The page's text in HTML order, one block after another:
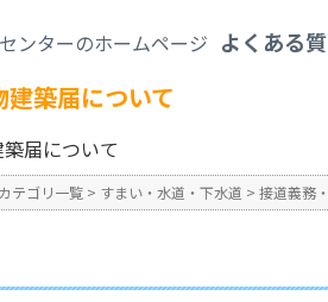
よくある
築届について
届について
カテゴリ一覧 > すまい・水道・下水道 > 接道義務